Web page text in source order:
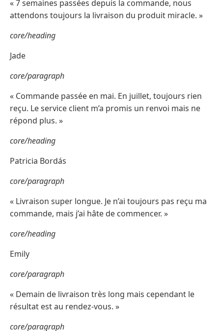
« 7 semaines passées depuis la commande, nous
attendons toujours la livraison du produit miracle. »
core/heading
Jade
core/paragraph
« Commande passée en mai. En juillet, toujours rien
reçu. Le service client m’a promis un renvoi mais ne
répond plus. »
core/heading
Patricia Bordás
core/paragraph
« Livraison super longue. Je n’ai toujours pas reçu ma
commande, mais j’ai hâte de commencer. »
core/heading
Emily
core/paragraph
« Demain de livraison très long mais cependant le
résultat est au rendez-vous. »
core/paragraph